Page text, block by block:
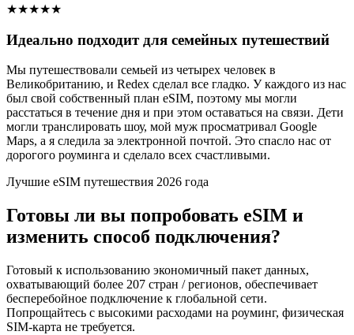
★★★★★
Идеально подходит для семейных путешествий
Мы путешествовали семьей из четырех человек в
Великобританию, и Redex сделал все гладко. У каждого из нас
был свой собственный план eSIM, поэтому мы могли
расстаться в течение дня и при этом оставаться на связи. Дети
могли транслировать шоу, мой муж просматривал Google
Maps, а я следила за электронной почтой. Это спасло нас от
дорогого роуминга и сделало всех счастливыми.
Лучшие eSIM путешествия 2026 года
Готовы ли вы попробовать eSIM и
изменить способ подключения?
Готовый к использованию экономичный пакет данных,
охватывающий более 207 стран / регионов, обеспечивает
бесперебойное подключение к глобальной сети.
Попрощайтесь с высокими расходами на роуминг, физическая
SIM-карта не требуется.